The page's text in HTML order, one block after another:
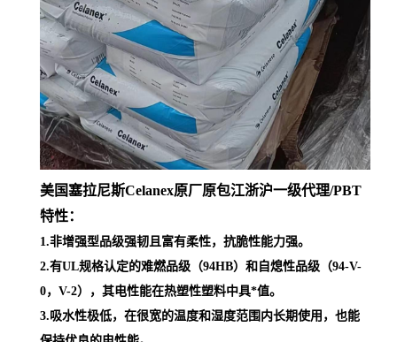
美国塞拉尼斯Celanex原厂原包江浙沪一级代理/PBT
特性：
1.非增强型品级强韧且富有柔性，抗脆性能力强。
2.有UL规格认定的难燃品级（94HB）和自熄性品级（94-V-
0，V-2），其电性能在热塑性塑料中具*值。
3.吸水性极低，在很宽的温度和湿度范围内长期使用，也能